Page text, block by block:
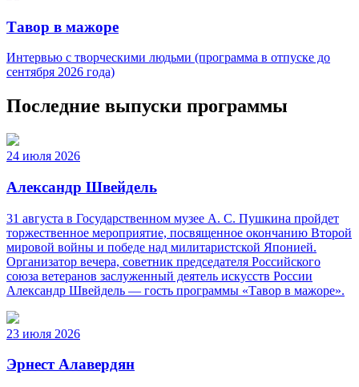
Тавор в мажоре
Интервью с творческими людьми (программа в отпуске до
сентября 2026 года)
Последние выпуски программы
24 июля 2026
Александр Швейдель
31 августа в Государственном музее А. С. Пушкина пройдет
торжественное мероприятие, посвященное окончанию Второй
мировой войны и победе над милитаристской Японией.
Организатор вечера, советник председателя Российского
союза ветеранов заслуженный деятель искусств России
Александр Швейдель — гость программы «Тавор в мажоре».
23 июля 2026
Эрнест Алавердян